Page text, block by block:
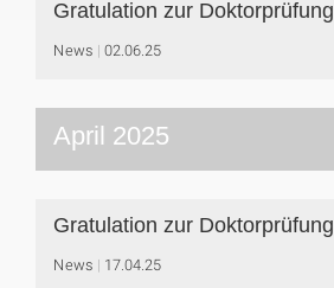
Gratulation zur Doktorprüfung
News 02.06.25
April 2025
Gratulation zur Doktorprüfung
News 17.04.25